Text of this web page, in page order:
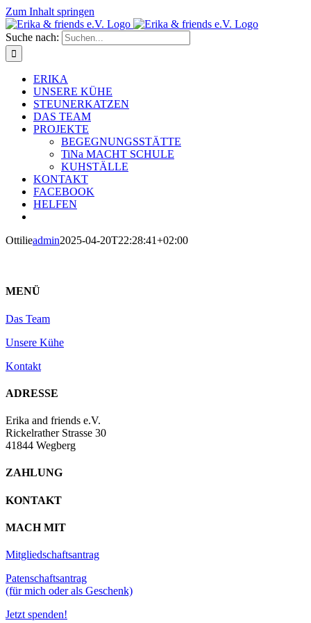
Zum Inhalt springen
Suche nach:
ERIKA
UNSERE KÜHE
STEUNERKATZEN
DAS TEAM
PROJEKTE
BEGEGNUNGSSTÄTTE
TiNa MACHT SCHULE
KUHSTÄLLE
KONTAKT
FACEBOOK
HELFEN
Ottilieadmin2025-04-20T22:28:41+02:00
MENÜ
Das Team
Unsere Kühe
Kontakt
ADRESSE
Erika and friends e.V.
Rickelrather Strasse 30
41844 Wegberg
ZAHLUNG
KONTAKT
MACH MIT
Mitgliedschaftsantrag
Patenschaftsantrag
(für mich oder als Geschenk)
Jetzt spenden!